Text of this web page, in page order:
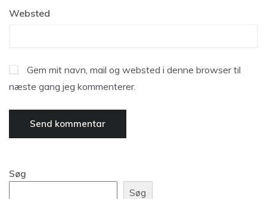
Websted
Gem mit navn, mail og websted i denne browser til
næste gang jeg kommenterer.
Søg
Søg